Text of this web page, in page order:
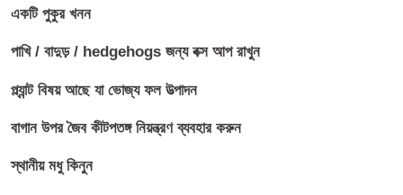
একটি পুকুর খনন
পাখি / বাদুড় / hedgehogs জন্য বক্স আপ রাখুন
প্ল্যান্ট বিষয় আছে যা ভোজ্য ফল উত্পাদন
বাগান উপর জৈব কীটপতঙ্গ নিয়ন্ত্রণ ব্যবহার করুন
স্থানীয় মধু কিনুন